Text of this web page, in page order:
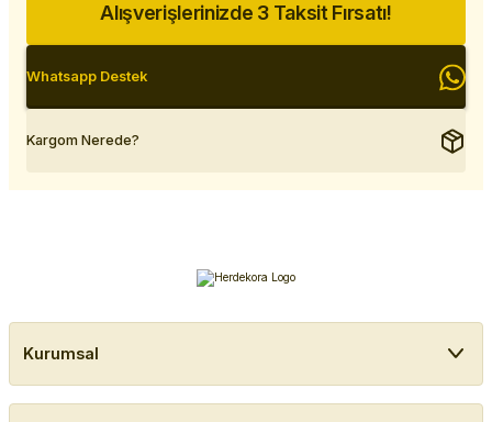
Alışverişlerinizde 3 Taksit Fırsatı!
Whatsapp Destek
Kargom Nerede?
Kurumsal